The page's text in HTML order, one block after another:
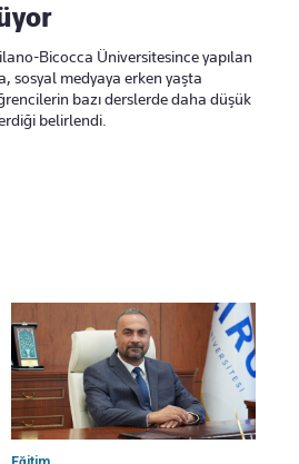
Bicocca Üniversitesince yapılan
sosyal medyaya erken yaşta
bazı derslerde daha düşük
belirlendi.